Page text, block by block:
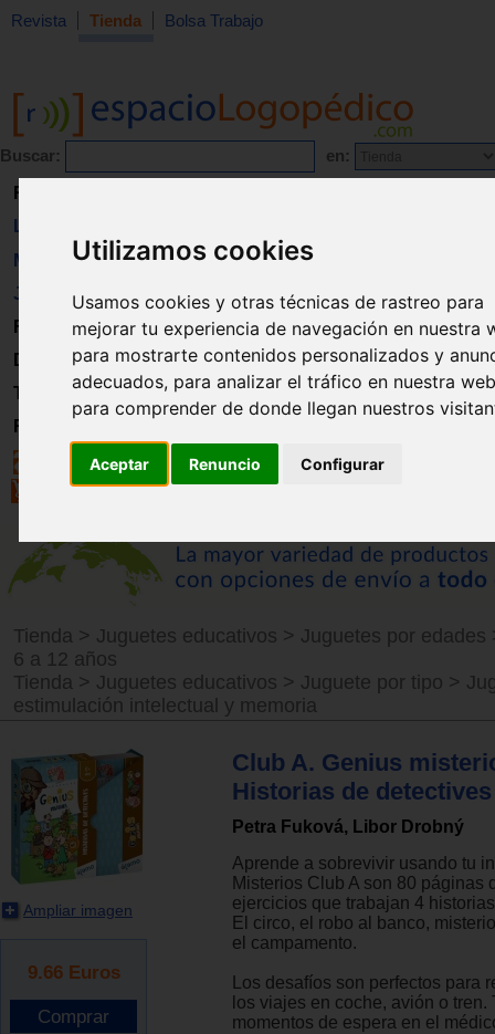
Utilizamos cookies
Usamos cookies y otras técnicas de rastreo para
mejorar tu experiencia de navegación en nuestra
para mostrarte contenidos personalizados y
adecuados, para analizar el tráfico en nuestra
para comprender de donde llegan nuestros
Aceptar Renuncio Configurar
Revista Tienda Bolsa Trabajo
Buscar: en:
Revista
Libros
Material
Juguetes
Formación
Directorio
Trabajo
Registro
Tienda > Juguetes educativos > Juguetes por edades
6 a 12 años
Tienda > Juguetes educativos > Juguete por tipo >
estimulación intelectual y memoria
Ampliar imagen
9.66 Euros
Club A. Genius
Historias de detectives
Petra Fuková, Libor Drobný
Aprende a sobrevivir usando tu
Misterios Club A son 80 páginas
ejercicios que trabajan 4
El circo, el robo al banco,
el campamento.
Los desafíos son perfectos para
los viajes en coche, avión o tren.
momentos de espera en el